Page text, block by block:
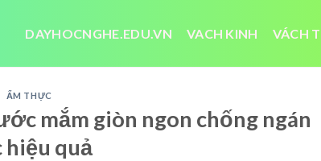
DAYHOCNGHE.EDU.VN VACH KINH VÁCH
ẨM THỰC
mắm giòn ngon chống ngán
hiệu quả